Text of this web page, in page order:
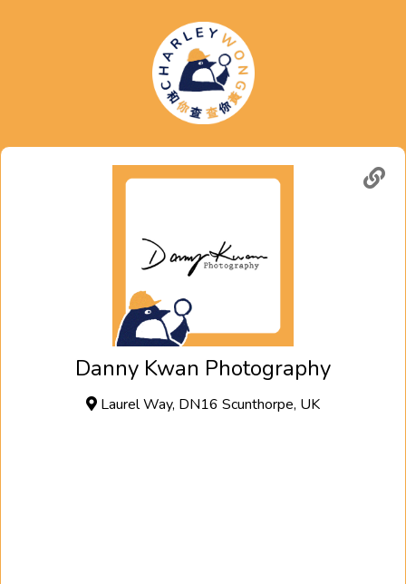
Danny Kwan Photography
Laurel Way, DN16 Scunthorpe, UK